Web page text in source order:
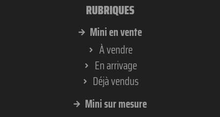
RUBRIQUES
Mini en vente
À vendre
En arrivage
Déjà vendus
Mini sur mesure